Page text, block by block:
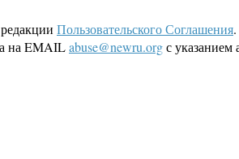
Пользовательского Соглашения
на EMAILabuse@newru.orgс указанием